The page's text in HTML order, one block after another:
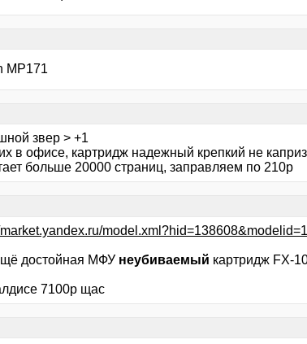
MP171
звер > +1
в офисе, картридж надежный крепкий не
больше 20000 страниц, заправляем по 210р
market.yandex.ru/
достойная МФУ неубиваемый картридж FX-
7100р щас